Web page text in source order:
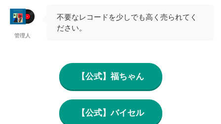
管理人
不要なレコードを少しでも高く売られてく
ださい。
【公式】福ちゃん
【公式】バイセル